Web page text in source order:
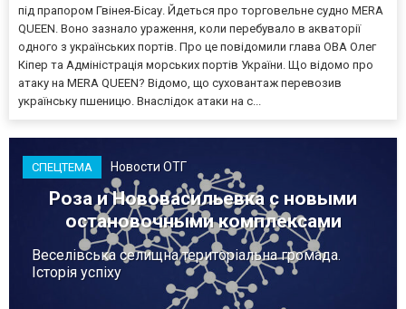
під прапором Гвінея-Бісау. Йдеться про торговельне судно MERA
QUEEN. Воно зазнало ураження, коли перебувало в акваторії
одного з українських портів. Про це повідомили глава ОВА Олег
Кіпер та Адміністрація морських портів України. Що відомо про
атаку на MERA QUEEN? Відомо, що суховантаж перевозив
українську пшеницю. Внаслідок атаки на с...
СПЕЦТЕМА Новости ОТГ
Роза и Нововасильевка с новыми
остановочными комплексами
Веселівська селищна територіальна громада.
Історія успіху